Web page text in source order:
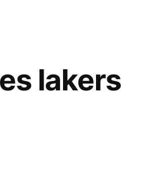
lakers